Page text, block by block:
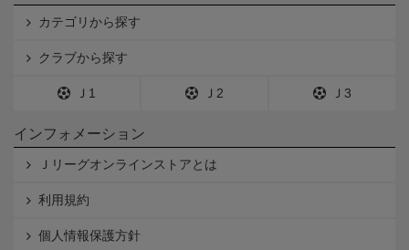
カテゴリから探す
クラブから探す
Ｊ1 Ｊ2 Ｊ3
インフォメーション
Ｊリーグオンラインストアとは
利用規約
個人情報保護方針